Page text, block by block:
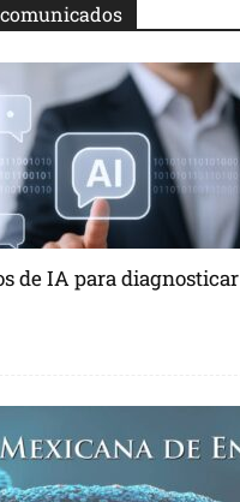
de IA para diagnosticar